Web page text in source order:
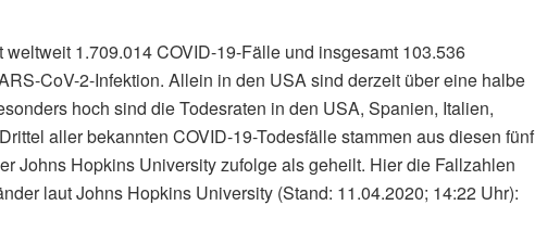
1.709.014 COVID-19-Fälle und insgesamt 103.536
CoV-2-Infektion. Allein in den USA sind derzeit über eine halbe
hoch sind die Todesraten in den USA, Spanien, Italien,
aller bekannten COVID-19-Todesfälle stammen aus diesen fünf
Johns Hopkins University zufolge als geheilt. Hier die Fallzahlen
laut Johns Hopkins University (Stand: 11.04.2020; 14:22 Uhr):